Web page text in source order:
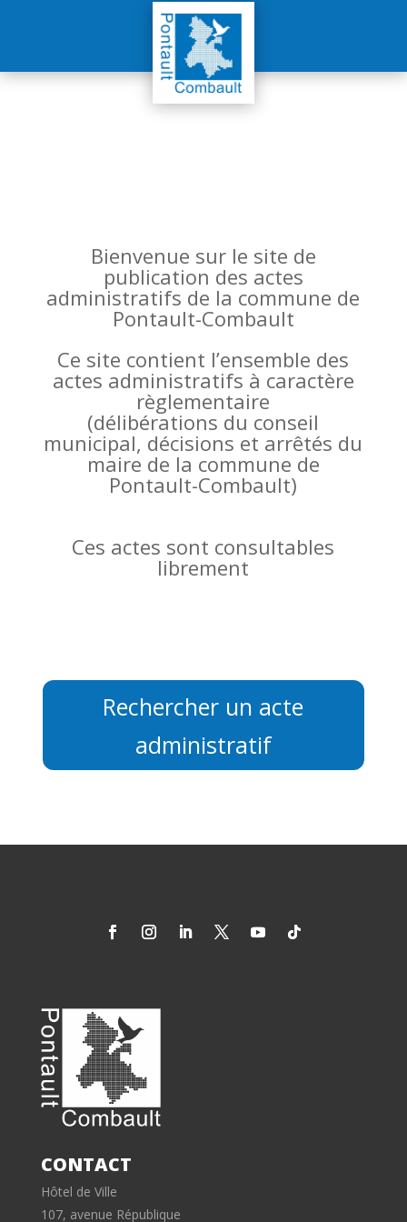
Bienvenue sur le site de
publication des actes
administratifs de la commune de
Pontault-Combault
Ce site contient l’ensemble des
actes administratifs à caractère
règlementaire
(délibérations du conseil
municipal, décisions et arrêtés du
maire de la commune de
Pontault-Combault)
Ces actes sont consultables
librement
Rechercher un acte
administratif
CONTACT
Hôtel de Ville
107, avenue République